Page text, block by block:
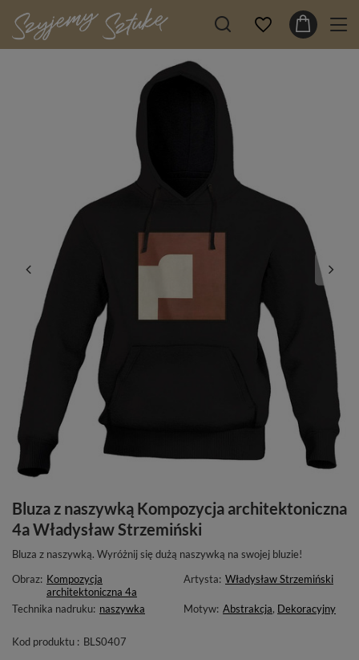
Bluza z naszywką Kompozycja architektoniczna
4a Władysław Strzemiński
Bluza z naszywką. Wyróżnij się dużą naszywką na swojej bluzie!
Obraz: Kompozycja
architektoniczna 4a
Artysta: Władysław Strzemiński
Technika nadruku: naszywka Motyw: Abstrakcja, Dekoracyjny
Kod produktu : BLS0407